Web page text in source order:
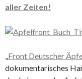
aller Zeiten!
„Front Deutscher
dokumentarisches